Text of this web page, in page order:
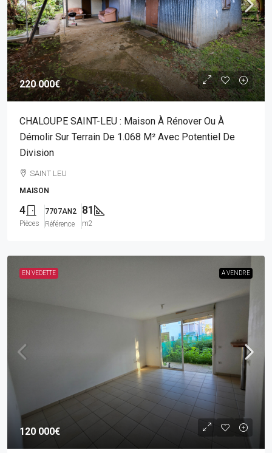
220 000€
CHALOUPE SAINT-LEU : Maison À Rénover Ou À
Démolir Sur Terrain De 1.068 M² Avec Potentiel De
Division
SAINT LEU
MAISON
4
Pièces
7707AN2
Référence
81
m2
EN VEDETTE A VENDRE
120 000€